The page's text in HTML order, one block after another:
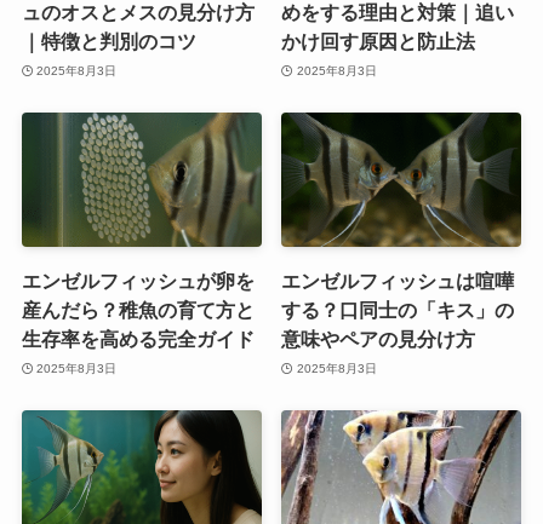
ュのオスとメスの見分け方
｜特徴と判別のコツ
2025年8月3日
めをする理由と対策｜追い
かけ回す原因と防止法
2025年8月3日
エンゼルフィッシュが卵を
産んだら？稚魚の育て方と
生存率を高める完全ガイド
2025年8月3日
エンゼルフィッシュは喧嘩
する？口同士の「キス」の
意味やペアの見分け方
2025年8月3日